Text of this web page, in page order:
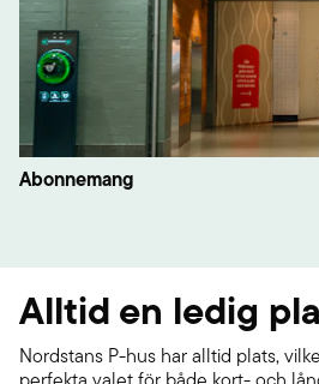
Abonnemang
Alltid en ledig
Nordstans P-hus har alltid plats,